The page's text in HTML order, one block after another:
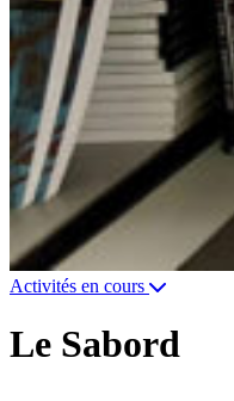
Activités en cours
Le Sabord